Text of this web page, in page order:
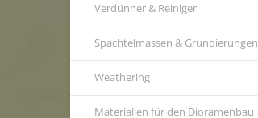
Verdünner & Reiniger
Spachtelmassen & Grundierungen
Weathering
Materialien für den Dioramenbau